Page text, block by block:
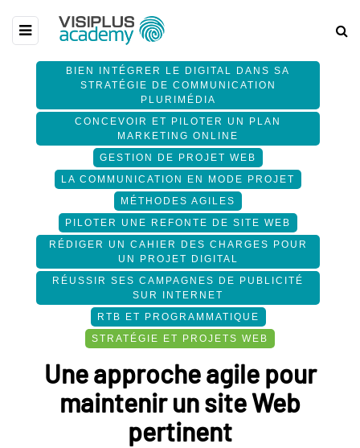
BIEN INTÉGRER LE DIGITAL DANS SA
STRATÉGIE DE COMMUNICATION
PLURIMÉDIA
CONCEVOIR ET PILOTER UN PLAN
MARKETING ONLINE
GESTION DE PROJET WEB
LA COMMUNICATION EN MODE PROJET
MÉTHODES AGILES
PILOTER UNE REFONTE DE SITE WEB
RÉDIGER UN CAHIER DES CHARGES POUR
UN PROJET DIGITAL
RÉUSSIR SES CAMPAGNES DE PUBLICITÉ
SUR INTERNET
RTB ET PROGRAMMATIQUE
STRATÉGIE ET PROJETS WEB
Une approche agile pour
maintenir un site Web
pertinent